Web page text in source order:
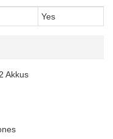
Yes
Akkus